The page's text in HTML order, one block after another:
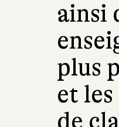
ainsi
plus
et
de